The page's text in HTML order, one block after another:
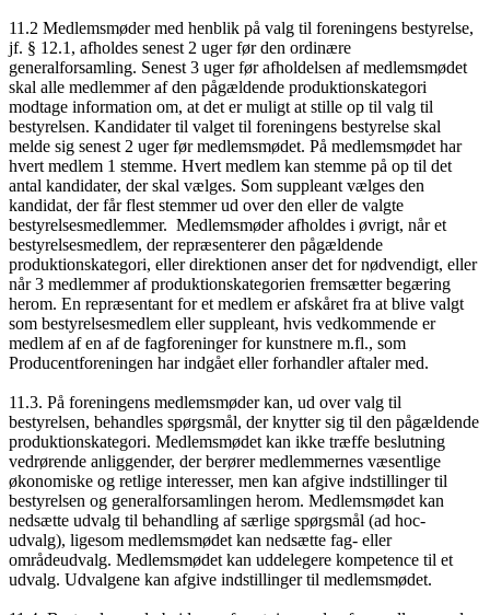
11.2 Medlemsmøder med henblik på valg til foreningens bestyrelse,
jf. § 12.1, afholdes senest 2 uger før den ordinære
generalforsamling. Senest 3 uger før afholdelsen af medlemsmødet
skal alle medlemmer af den pågældende produktionskategori
modtage information om, at det er muligt at stille op til valg til
bestyrelsen. Kandidater til valget til foreningens bestyrelse skal
melde sig senest 2 uger før medlemsmødet. På medlemsmødet har
hvert medlem 1 stemme. Hvert medlem kan stemme på op til det
antal kandidater, der skal vælges. Som suppleant vælges den
kandidat, der får flest stemmer ud over den eller de valgte
bestyrelsesmedlemmer. Medlemsmøder afholdes i øvrigt, når et
bestyrelsesmedlem, der repræsenterer den pågældende
produktionskategori, eller direktionen anser det for nødvendigt, eller
når 3 medlemmer af produktionskategorien fremsætter begæring
herom. En repræsentant for et medlem er afskåret fra at blive valgt
som bestyrelsesmedlem eller suppleant, hvis vedkommende er
medlem af en af de fagforeninger for kunstnere m.fl., som
Producentforeningen har indgået eller forhandler aftaler med.
11.3. På foreningens medlemsmøder kan, ud over valg til
bestyrelsen, behandles spørgsmål, der knytter sig til den pågældende
produktionskategori. Medlemsmødet kan ikke træffe beslutning
vedrørende anliggender, der berører medlemmernes væsentlige
økonomiske og retlige interesser, men kan afgive indstillinger til
bestyrelsen og generalforsamlingen herom. Medlemsmødet kan
nedsætte udvalg til behandling af særlige spørgsmål (ad hoc-
udvalg), ligesom medlemsmødet kan nedsætte fag- eller
områdeudvalg. Medlemsmødet kan uddelegere kompetence til et
udvalg. Udvalgene kan afgive indstillinger til medlemsmødet.